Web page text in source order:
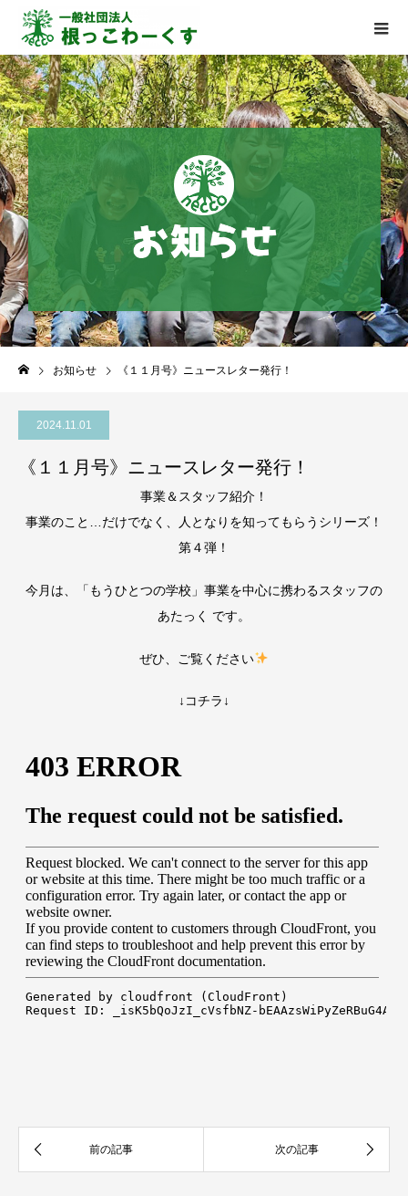
お知らせ 《１１月号》ニュースレター発行！
2024.11.01
《１１月号》ニュースレター発行！
事業＆スタッフ紹介！
事業のこと…だけでなく、人となりを知ってもらうシリーズ！
第４弾！
今月は、「もうひとつの学校」事業を中心に携わるスタッフの
あたっく です。
ぜひ、ご覧ください
↓コチラ↓